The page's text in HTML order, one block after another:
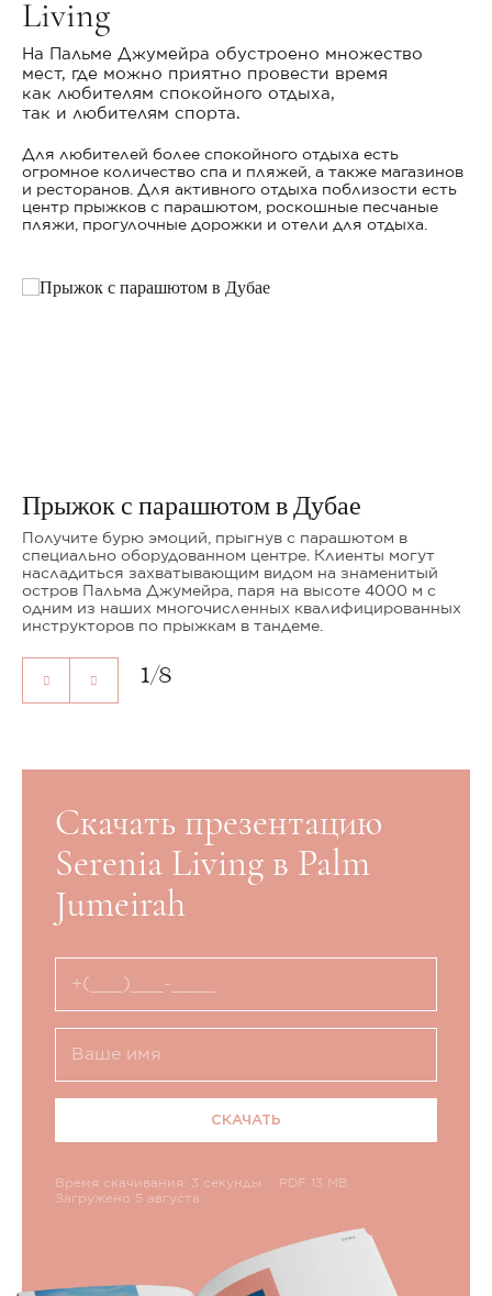
Living
На Пальме Джумейра обустроено множество
мест, где можно приятно провести время
как любителям спокойного отдыха,
так и любителям спорта.
Для любителей более спокойного отдыха есть
огромное количество спа и пляжей, а также магазинов
и ресторанов. Для активного отдыха поблизости есть
центр прыжков с парашютом, роскошные песчаные
пляжи, прогулочные дорожки и отели для отдыха.
Прыжок с парашютом в Дубае
Получите бурю эмоций, прыгнув с парашютом в
специально оборудованном центре. Клиенты могут
насладиться захватывающим видом на знаменитый
остров Пальма Джумейра, паря на высоте 4000 м с
одним из наших многочисленных квалифицированных
инструкторов по прыжкам в тандеме.
1/8
Скачать презентацию
Serenia Living в Palm
Jumeirah
СКАЧАТЬ
Время скачивания: 3 секунды
PDF 13 MB
Загружено 5 августа